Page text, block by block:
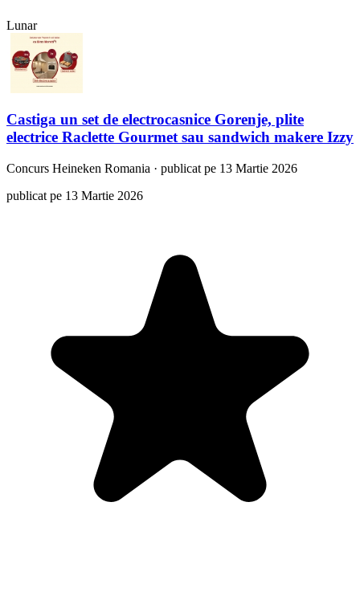
Lunar
Castiga un set de electrocasnice Gorenje, plite
electrice Raclette Gourmet sau sandwich makere Izzy
Concurs Heineken Romania · publicat pe 13 Martie 2026
publicat pe 13 Martie 2026